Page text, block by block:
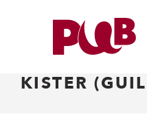
KISTER